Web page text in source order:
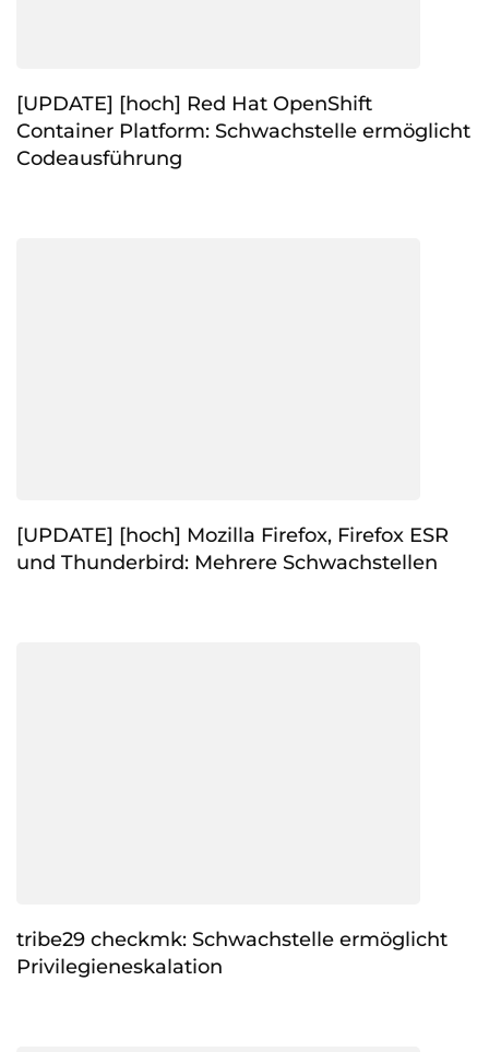
[UPDATE] [hoch] Red Hat OpenShift
Container Platform: Schwachstelle ermöglicht
Codeausführung
[UPDATE] [hoch] Mozilla Firefox, Firefox ESR
und Thunderbird: Mehrere Schwachstellen
tribe29 checkmk: Schwachstelle ermöglicht
Privilegieneskalation